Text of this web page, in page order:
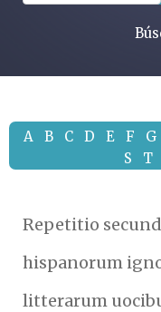
A B C D E F G
S
T
Repetitio
hispanorum
litterarum